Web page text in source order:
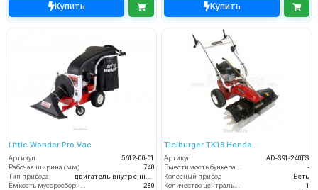
Купить Купить
Little Wonder Pro Vac
Артикул
5612-00-01
Рабочая ширина (мм)
740
Тип привода
280
Tielburger TK18 Honda
Артикул
AD-391-240TS
-
Колёсный привод
Есть
1